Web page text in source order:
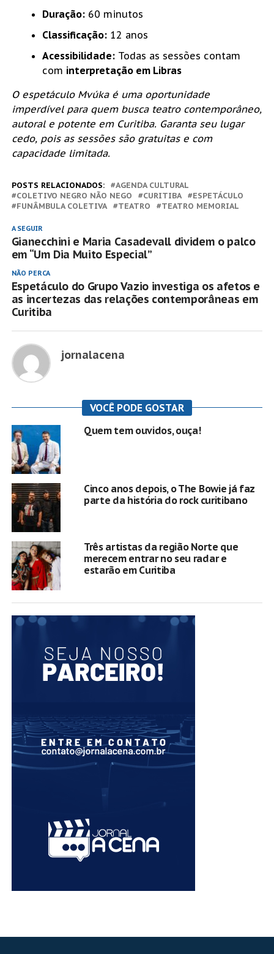
Duração: 60 minutos
Classificação: 12 anos
Acessibilidade: Todas as sessões contam
com interpretação em Libras
O espetáculo Mvúka é uma oportunidade
imperdível para quem busca teatro contemporâneo,
autoral e potente em Curitiba. Garanta seu lugar
cedo, pois as sessões são gratuitas e com
capacidade limitada.
POSTS RELACIONADOS:
AGENDA CULTURAL
COLETIVO NEGRO NÃO NEGO
CURITIBA
ESPETÁCULO
FUNÂMBULA COLETIVA
TEATRO TEATRO MEMORIAL
A SEGUIR
Gianecchini e Maria Casadevall dividem o palco
em “Um Dia Muito Especial”
NÃO PERCA
Espetáculo do Grupo Vazio investiga os afetos e
as incertezas das relações contemporâneas em
Curitiba
jornalacena
VOCÊ PODE GOSTAR
Quem tem ouvidos, ouça!
Cinco anos depois, o The Bowie já faz
parte da história do rock curitibano
Três artistas da região Norte que
merecem entrar no seu radar e
estarão em Curitiba